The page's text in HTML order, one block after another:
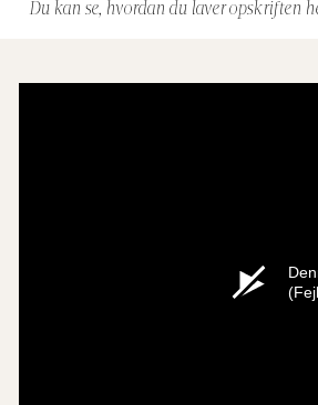
Du kan se, hvordan du laver opskriften